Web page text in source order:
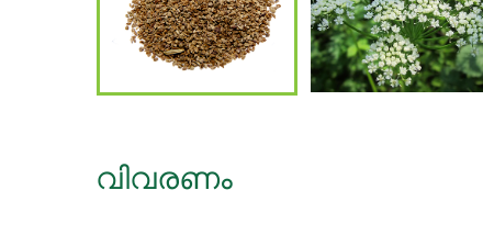
വിവരണം